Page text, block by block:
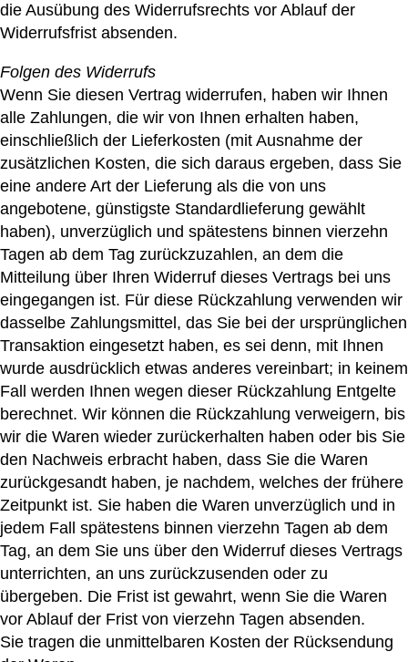
die Ausübung des Widerrufsrechts vor Ablauf der
Widerrufsfrist absenden.
Folgen des Widerrufs
Wenn Sie diesen Vertrag widerrufen, haben wir Ihnen
alle Zahlungen, die wir von Ihnen erhalten haben,
einschließlich der Lieferkosten (mit Ausnahme der
zusätzlichen Kosten, die sich daraus ergeben, dass Sie
eine andere Art der Lieferung als die von uns
angebotene, günstigste Standardlieferung gewählt
haben), unverzüglich und spätestens binnen vierzehn
Tagen ab dem Tag zurückzuzahlen, an dem die
Mitteilung über Ihren Widerruf dieses Vertrags bei uns
eingegangen ist. Für diese Rückzahlung verwenden wir
dasselbe Zahlungsmittel, das Sie bei der ursprünglichen
Transaktion eingesetzt haben, es sei denn, mit Ihnen
wurde ausdrücklich etwas anderes vereinbart; in keinem
Fall werden Ihnen wegen dieser Rückzahlung Entgelte
berechnet. Wir können die Rückzahlung verweigern, bis
wir die Waren wieder zurückerhalten haben oder bis Sie
den Nachweis erbracht haben, dass Sie die Waren
zurückgesandt haben, je nachdem, welches der frühere
Zeitpunkt ist. Sie haben die Waren unverzüglich und in
jedem Fall spätestens binnen vierzehn Tagen ab dem
Tag, an dem Sie uns über den Widerruf dieses Vertrags
unterrichten, an uns zurückzusenden oder zu
übergeben. Die Frist ist gewahrt, wenn Sie die Waren
vor Ablauf der Frist von vierzehn Tagen absenden.
Sie tragen die unmittelbaren Kosten der Rücksendung